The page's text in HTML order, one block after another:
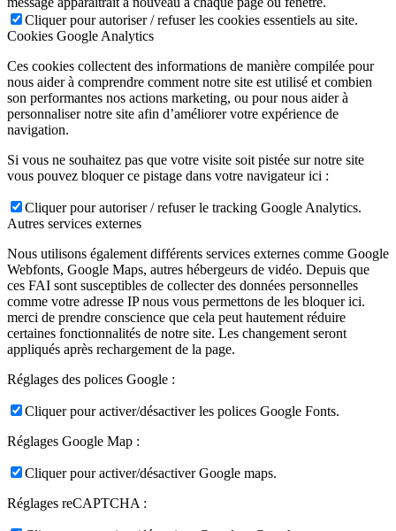
Cliquer pour autoriser / refuser les cookies essentiels au site.
Cookies Google Analytics
Ces cookies collectent des informations de manière compilée pour
nous aider à comprendre comment notre site est utilisé et combien
son performantes nos actions marketing, ou pour nous aider à
personnaliser notre site afin d’améliorer votre expérience de
navigation.
Si vous ne souhaitez pas que votre visite soit pistée sur notre site
vous pouvez bloquer ce pistage dans votre navigateur ici :
Cliquer pour autoriser / refuser le tracking Google Analytics.
Autres services externes
Nous utilisons également différents services externes comme Google
Webfonts, Google Maps, autres hébergeurs de vidéo. Depuis que
ces FAI sont susceptibles de collecter des données personnelles
comme votre adresse IP nous vous permettons de les bloquer ici.
merci de prendre conscience que cela peut hautement réduire
certaines fonctionnalités de notre site. Les changement seront
appliqués après rechargement de la page.
Réglages des polices Google :
Cliquer pour activer/désactiver les polices Google Fonts.
Réglages Google Map :
Cliquer pour activer/désactiver Google maps.
Réglages reCAPTCHA :